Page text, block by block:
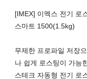
[IMEX] 이멕스 전기 로
스마트 1500(1.5kg)
무제한 프로파일 저장
나 쉽게 로스팅이 가능
스테크 자동형 전기 로